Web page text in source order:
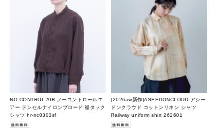
NO CONTROL AIR ノーコントロールエ
アー テンセルナイロンブロード 裾タック
シャツ hr-nc0303sf
[2026aw新作]ASEEDONCLOUD アシー
ドンクラウド コットンリネン シャツ
Railway uniform shirt 262601